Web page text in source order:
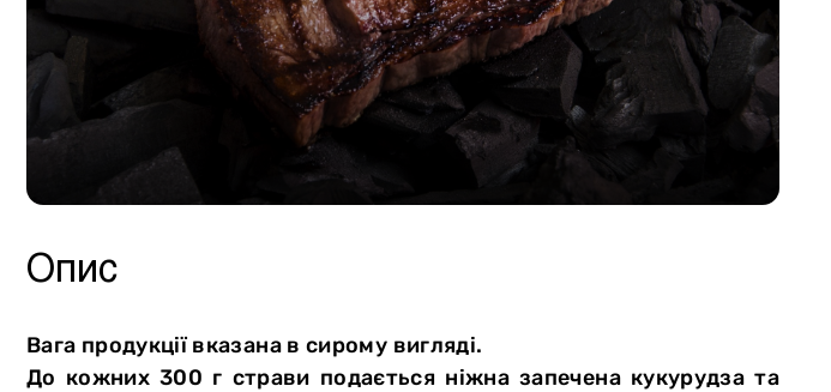
Курдючна баранина
Вареники
Фрукти
Стейки Клаб
Стейки Особуко
Стейки Шатобріан
Стейки зі свинини
Власне виробництво
Консервація
Хліб та випічка
Солодощі
Опис
Вага продукції вказана в сирому вигляді.
До кожних 300 г страви подається ніжна запечена кукурудза та